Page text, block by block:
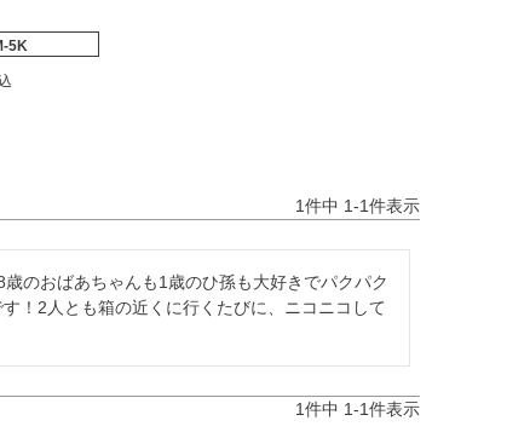
5K
1件中 1-1件表示
のおばあちゃんも1歳のひ孫も大好きでパクパク
！2人とも箱の近くに行くたびに、ニコニコして
1件中 1-1件表示